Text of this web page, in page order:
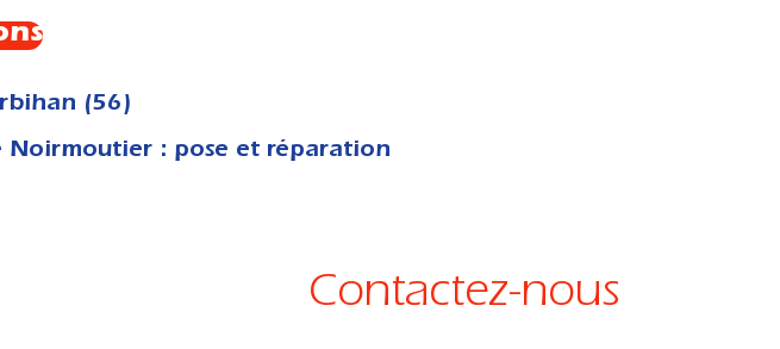
(56)
Noirmoutier : pose et réparation
Contactez-nous